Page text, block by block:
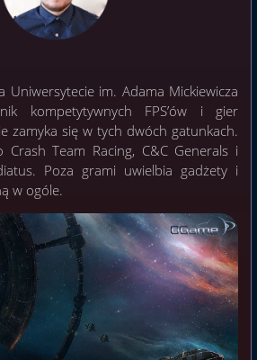
Uniwersytecie im. Adama Mickiewicza
kompetytywnych FPS’ów i gier
zamyka się w tych dwóch gatunkach.
Crash Team Racing, C&C Generals i
Poza grami uwielbia gadżety i
w ogóle.